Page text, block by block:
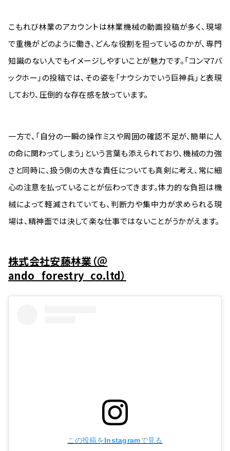
こもれび林業のアカウントは林業機械の動画投稿が多く、現場
で重機がどのように働き、どんな役割を担っているのかが、専門
知識のない人でもイメージしやすいことが魅力です。「コンマ7バ
ックホー」の投稿では、その姿を「ナウシカでいう巨神兵」と表現
しており、圧倒的な存在感を放っています。
一方で、「自分の一瞬の操作ミスや周囲の確認不足が、簡単に人
の命に関わってしまう」という言葉も添えられており、機械の力強
さと同時に、扱う側の大きな責任についても真剣に考え、常に細
心の注意を払っていることが伝わってきます。体力的な負担は機
械によって軽減されていても、判断力や集中力が求められる現
場は、精神面では決して楽な仕事ではないことがうかがえます。
株式会社安藤林業（＠
ando_forestry_co.ltd）
この投稿をInstagramで見る